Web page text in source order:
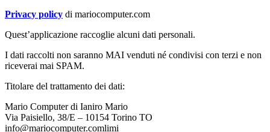
Privacy policy di mariocomputer.com
Quest’applicazione raccoglie alcuni dati personali.
I dati raccolti non saranno MAI venduti né condivisi con terzi e non
riceverai mai SPAM.
Titolare del trattamento dei dati:
Mario Computer di Ianiro Mario
Via Paisiello, 38/E – 10154 Torino TO
info@mariocomputer.comlimi